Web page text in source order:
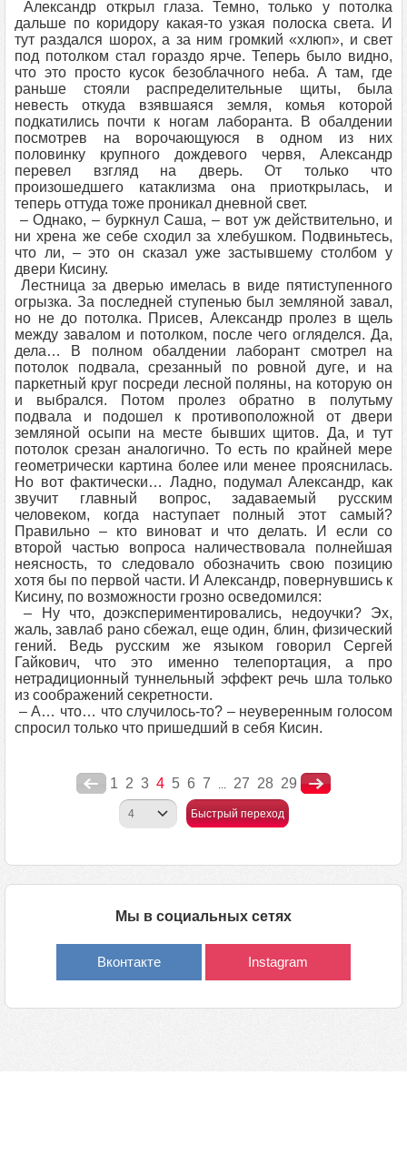
Александр открыл глаза. Темно, только у потолка
дальше по коридору какая-то узкая полоска света. И
тут раздался шорох, а за ним громкий «хлюп», и свет
под потолком стал гораздо ярче. Теперь было видно,
что это просто кусок безоблачного неба. А там, где
раньше стояли распределительные щиты, была
невесть откуда взявшаяся земля, комья которой
подкатились почти к ногам лаборанта. В обалдении
посмотрев на ворочающуюся в одном из них
половинку крупного дождевого червя, Александр
перевел взгляд на дверь. От только что
произошедшего катаклизма она приоткрылась, и
теперь оттуда тоже проникал дневной свет.
– Однако, – буркнул Саша, – вот уж действительно, и
ни хрена же себе сходил за хлебушком. Подвиньтесь,
что ли, – это он сказал уже застывшему столбом у
двери Кисину.
Лестница за дверью имелась в виде пятиступенного
огрызка. За последней ступенью был земляной завал,
но не до потолка. Присев, Александр пролез в щель
между завалом и потолком, после чего огляделся. Да,
дела… В полном обалдении лаборант смотрел на
потолок подвала, срезанный по ровной дуге, и на
паркетный круг посреди лесной поляны, на которую он
и выбрался. Потом пролез обратно в полутьму
подвала и подошел к противоположной от двери
земляной осыпи на месте бывших щитов. Да, и тут
потолок срезан аналогично. То есть по крайней мере
геометрически картина более или менее прояснилась.
Но вот фактически… Ладно, подумал Александр, как
звучит главный вопрос, задаваемый русским
человеком, когда наступает полный этот самый?
Правильно – кто виноват и что делать. И если со
второй частью вопроса наличествовала полнейшая
неясность, то следовало обозначить свою позицию
хотя бы по первой части. И Александр, повернувшись к
Кисину, по возможности грозно осведомился:
– Ну что, доэкспериментировались, недоучки? Эх,
жаль, завлаб рано сбежал, еще один, блин, физический
гений. Ведь русским же языком говорил Сергей
Гайкович, что это именно телепортация, а про
нетрадиционный туннельный эффект речь шла только
из соображений секретности.
– А… что… что случилось-то? – неуверенным голосом
спросил только что пришедший в себя Кисин.
1 2 3 4 5 6 7 ... 27 28 29
Быстрый переход
Мы в социальных сетях
Вконтакте Instagram